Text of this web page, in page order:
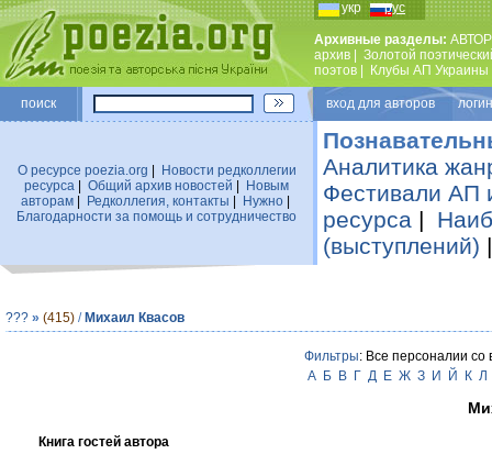
укр рус
Архивные разделы:
архив
Золотой
поэтов
Клубы АП Украины
поиск вход для авторов
О ресурсе poezia.org
Новости редколлегии
ресурса
Общий архив новостей
Новым
авторам| Редколлегия, контакты Нужно|
Благодарности за помощь и сотрудничество
Аналитика
Фестивали АП
ресурса |
(выступлений)
??? » (415) / Михаил Квасов
Фильтры: Все персоналии со
А
Б В Г Д Е Ж З И Й К Л
Книга гостей автора